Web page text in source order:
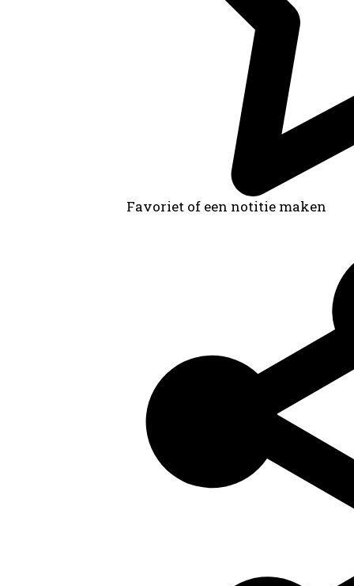
Favoriet of een notitie maken